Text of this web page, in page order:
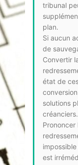
tribunal
plan.
Si aucun
de
Convertir
état de
solutions
créanciers.
est